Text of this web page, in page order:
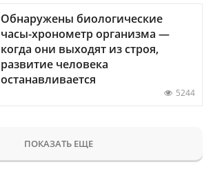
Обнаружены биологические
часы-хронометр организма —
когда они выходят из строя,
развитие человека
останавливается
5244
ПОКАЗАТЬ ЕЩЕ